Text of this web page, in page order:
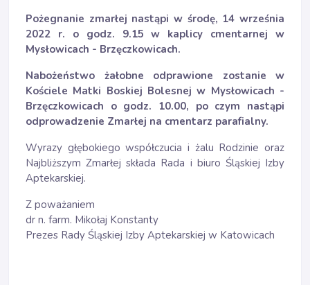
Pożegnanie zmarłej nastąpi w środę, 14 września
2022 r. o godz. 9.15 w kaplicy cmentarnej w
Mysłowicach - Brzęczkowicach.
Nabożeństwo żałobne odprawione zostanie w
Kościele Matki Boskiej Bolesnej w Mysłowicach -
Brzęczkowicach o godz. 10.00, po czym nastąpi
odprowadzenie Zmarłej na cmentarz parafialny.
Wyrazy głębokiego współczucia i żalu Rodzinie oraz
Najbliższym Zmarłej składa Rada i biuro Śląskiej Izby
Aptekarskiej.
Z poważaniem
dr n. farm. Mikołaj Konstanty
Prezes Rady Śląskiej Izby Aptekarskiej w Katowicach